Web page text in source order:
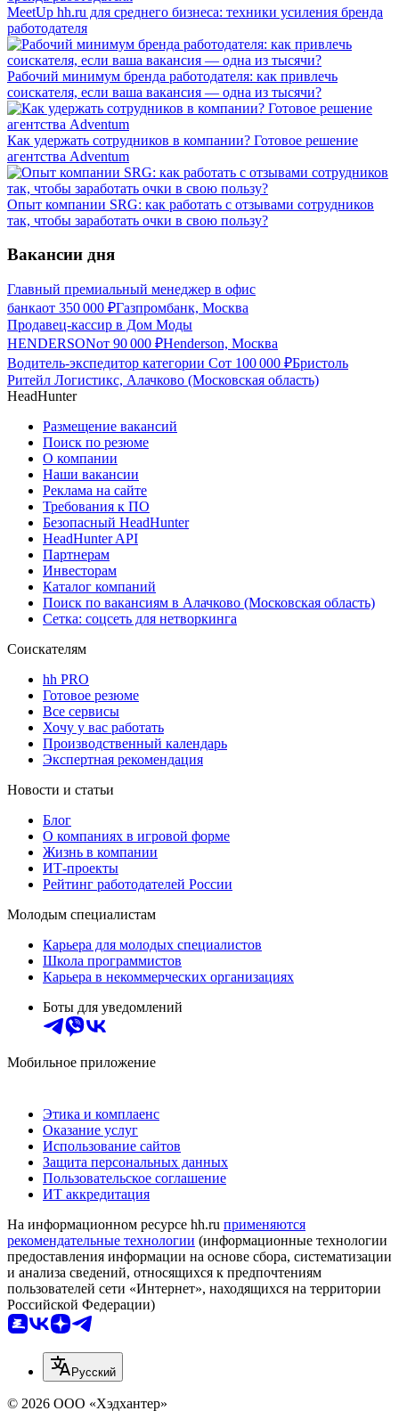
MeetUp hh.ru для среднего бизнеса: техники усиления бренда
работодателя
Рабочий минимум бренда работодателя: как привлечь
соискателя, если ваша вакансия — одна из тысячи?
Как удержать сотрудников в компании? Готовое решение
агентства Adventum
Опыт компании SRG: как работать с отзывами сотрудников
так, чтобы заработать очки в свою пользу?
Вакансии дня
Главный премиальный менеджер в офис
банкаот 350 000 ₽Газпромбанк, Москва
Продавец-кассир в Дом Моды
HENDERSONот 90 000 ₽Henderson, Москва
Водитель-экспедитор категории Сот 100 000 ₽Бристоль
Ритейл Логистикс, Алачково (Московская область)
HeadHunter
Размещение вакансий
Поиск по резюме
О компании
Наши вакансии
Реклама на сайте
Требования к ПО
Безопасный HeadHunter
HeadHunter API
Партнерам
Инвесторам
Каталог компаний
Поиск по вакансиям в Алачково (Московская область)
Сетка: соцсеть для нетворкинга
Соискателям
hh PRO
Готовое резюме
Все сервисы
Хочу у вас работать
Производственный календарь
Экспертная рекомендация
Новости и статьи
Блог
О компаниях в игровой форме
Жизнь в компании
ИТ-проекты
Рейтинг работодателей России
Молодым специалистам
Карьера для молодых специалистов
Школа программистов
Карьера в некоммерческих организациях
Боты для уведомлений
Мобильное приложение
Этика и комплаенс
Оказание услуг
Использование сайтов
Защита персональных данных
Пользовательское соглашение
ИТ аккредитация
На информационном ресурсе hh.ru применяются
рекомендательные технологии (информационные технологии
предоставления информации на основе сбора, систематизации
и анализа сведений, относящихся к предпочтениям
пользователей сети «Интернет», находящихся на территории
Российской Федерации)
Русский
© 2026 ООО «Хэдхантер»